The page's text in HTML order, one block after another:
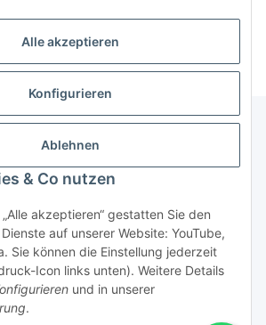
Alle akzeptieren
Konfigurieren
Ablehnen
& Co nutzen
akzeptieren“ gestatten Sie den
auf unserer Website: YouTube,
Sie können die Einstellung jederzeit
Icon links unten). Weitere Details
und in unserer
.
Vertrag widerrufen
USt., zzgl.